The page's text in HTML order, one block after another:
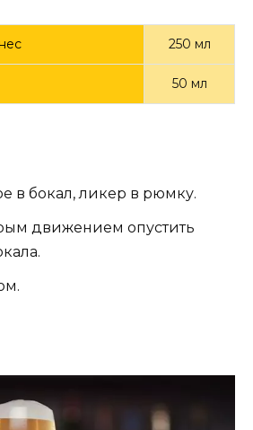
250 мл
50 мл
в бокал, ликер в рюмку.
движением опустить